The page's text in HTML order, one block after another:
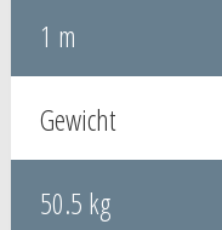
1 m
Gewicht
50.5 kg